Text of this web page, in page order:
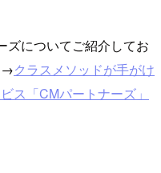
ズについてご紹介してお
→クラスメソッドが手がけ
ス「CMパートナーズ」